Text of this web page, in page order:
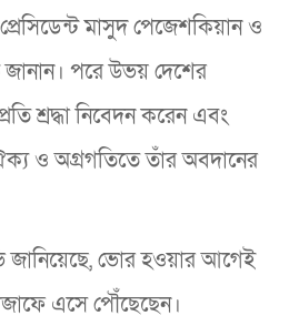
মাসুদ পেজেশকিয়ান ও
জানান। পরে উভয় দেশের
শ্রদ্ধা নিবেদন করেন এবং
ও অগ্রগতিতে তাঁর অবদানের
ভোর হওয়ার আগেই
এসে পৌঁছেছেন।